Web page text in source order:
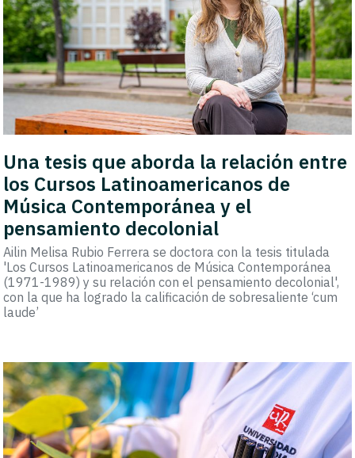
Una tesis que aborda la relación entre
los Cursos Latinoamericanos de
Música Contemporánea y el
pensamiento decolonial
Ailin Melisa Rubio Ferrera se doctora con la tesis titulada
'Los Cursos Latinoamericanos de Música Contemporánea
(1971-1989) y su relación con el pensamiento decolonial',
con la que ha logrado la calificación de sobresaliente ‘cum
laude’